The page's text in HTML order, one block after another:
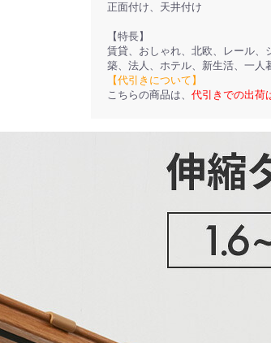
正面付け、天井付け
【特長】
賃貸、おしゃれ、北欧、レール、
築、法人、ホテル、新生活、一人
【代引きについて】
こちらの商品は、 代引きでの出荷